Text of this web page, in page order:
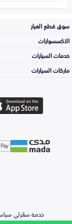
سوق قطع الغيار
الاكسسوارات
خدمات السيارات
ماركات السيارات
خدمة سعّرلي